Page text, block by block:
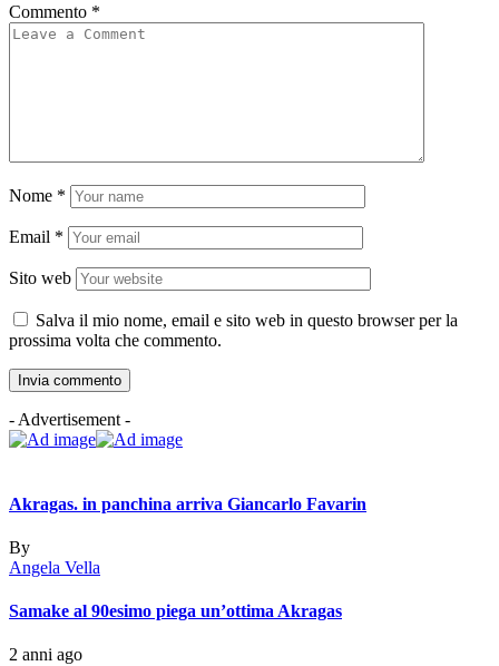
Commento *
Nome *
Email *
Sito web
Salva il mio nome, email e sito web in questo browser per la
prossima volta che commento.
- Advertisement -
Akragas. in panchina arriva Giancarlo Favarin
By
Angela Vella
Samake al 90esimo piega un’ottima Akragas
2 anni ago